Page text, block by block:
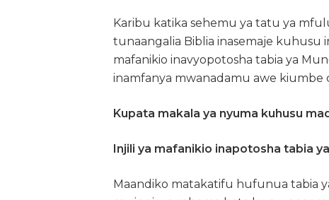
Karibu katika sehemu ya tatu ya
tunaangalia Biblia inasemaje kuhusu
mafanikio inavyopotosha tabia ya
inamfanya mwanadamu awe
Kupata makala ya nyuma kuhusu
Injili ya mafanikio inapotosha tabia
Maandiko matakatifu hufunua tabia